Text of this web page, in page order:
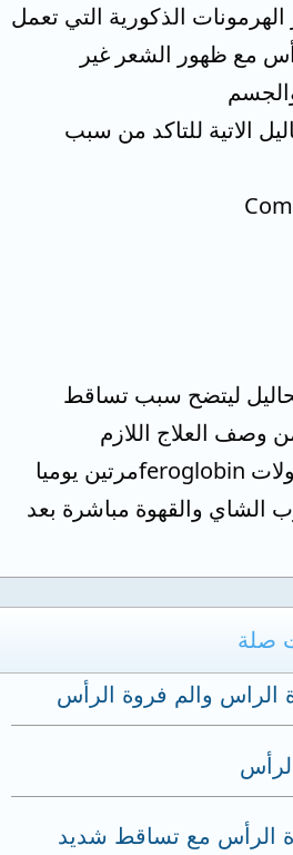
الذكورية التي تعمل
مع ظهور الشعر غير
الاتية للتاكد من سبب
ليتضح سبب تساقط
وصف العلاج اللازم
كما يمكنك تناول كبسولات feroglobinمرتين يوميا
الشاي والقهوة مباشرة بعد
صلة
والم فروة الرأس
الرأس مع تساقط شديد